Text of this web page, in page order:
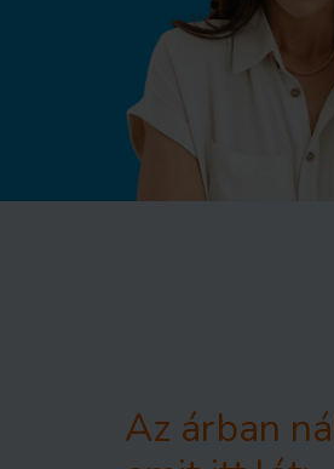
Az árban